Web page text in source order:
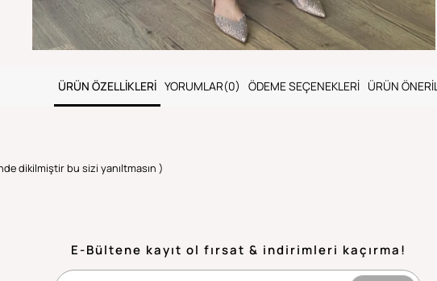
ÜRÜN ÖZELLIKLERI YORUMLAR(0) ÖDEME SEÇENEKLERI ÜRÜN
dikilmiştir bu sizi yanıltmasın )
E-Bültene kayıt ol fırsat & indirimleri kaçırma!